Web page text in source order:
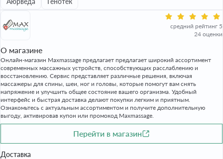
средний рейтинг 5
24 оценки
О магазине
Онлайн-магазин Maxmassage предлагает предлагает широкий ассортимент
современных массажных устройств, способствующих расслаблению и
восстановлению. Сервис представляет различные решения, включая
массажеры для спины, шеи, ног и головы, которые помогут вам снять
напряжение и улучшить общее состояние вашего организма. Удобный
интерфейс и быстрая доставка делают покупки легким и приятным.
Ознакомьтесь с актуальным ассортиментом и получите дополнительную
выгоду, активировав купон или промокод Maxmassage.
Перейти в магазин
Доставка